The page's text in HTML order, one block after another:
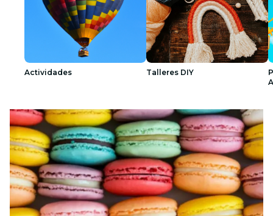
Actividades Talleres DIY